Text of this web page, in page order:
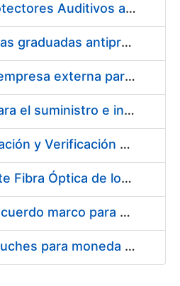
Suministro de Protectores Auditivos a medida para las personas trabajadoras de los Centros de Trabajo de Madrid y Burgos
Suministro de gafas graduadas antiproyecciones para los trabajadores de la FNMT-RCM en los centros de trabajo de Madrid y Burgos
Servicios de una empresa externa para el asesoramiento y resolución de los recursos de alzada que se presentan relacionados con procesos de selección para la FNMT-RCM
Acuerdo marco para el suministro e instalación de persianas, estores y otros complementos
Servicio de Calibración y Verificación Externa de los Equipos de Medición del Servicio de Prevención de la FNMT-RCM
Conexión mediante Fibra Óptica de los Centros de Proceso de Datos (CPDs) de las sedes de la FNMT-RCM de Burgos y Madrid
Contratación de acuerdo marco para el Suministro de Material de Electricidad para la Fábrica Nacional de Moneda y Timbre-Real Casa de la Moneda en su centro de trabajo de Burgos
Suministro de estuches para moneda de 30 €